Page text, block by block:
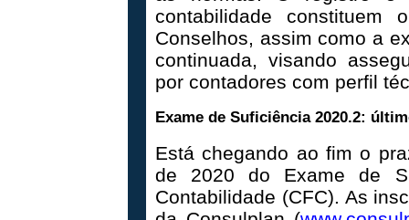
contabilidade
Conselhos, assim como a
continuada, visando
por contadores com perfil
Exame de Suficiência 2020.2:
Está chegando ao fim o
de 2020 do Exame de
Contabilidade (CFC). As